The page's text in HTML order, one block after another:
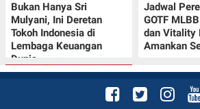
Bukan Hanya Sri
Mulyani, Ini Deretan
Tokoh Indonesia di
Lembaga Keuangan
Dunia
Jadwal
GOTF
dan Vitality
Amankan